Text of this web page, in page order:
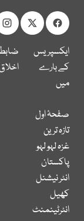
ایکسپریس
کے بارے
میں
صفحۂ اول
تازہ ترین
غزہ لہو لہو
پاکستان
انٹر نیشنل
کھیل
انٹرٹینمنٹ